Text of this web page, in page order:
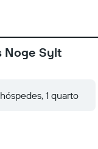
Noge Sylt
1 quarto